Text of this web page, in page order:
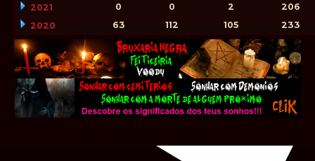
2021
0 0 2
206
2020
63 112 105 233